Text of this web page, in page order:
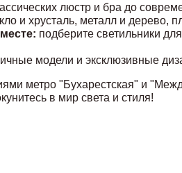
люстр и бра до
и хрусталь, металл и дерево,
подберите светильники
модели и эксклюзивные
метро "Бухарестская" и
в мир света и стиля!